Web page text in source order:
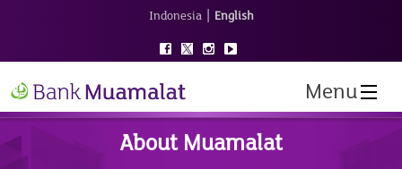
Indonesia | English
Menu
About Muamalat